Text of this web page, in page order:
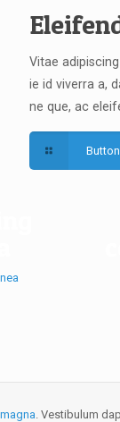
Vitae
ie id viverra a,
ne que, ac
. Vestibulum